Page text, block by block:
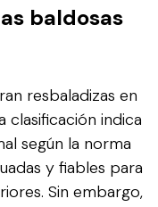
baldosas
resbaladizas en
clasificación indica
según la norma
y fiables para
Sin embargo,